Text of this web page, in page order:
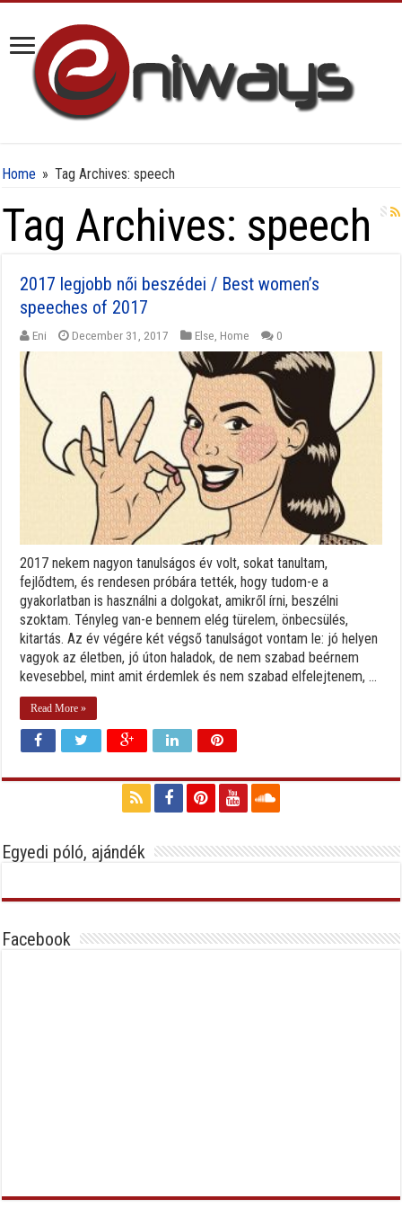
Home » Tag Archives: speech
Tag Archives: speech
2017 legjobb női beszédei / Best women’s
speeches of 2017
Eni December 31, 2017 Else Home 0
2017 nekem nagyon tanulságos év volt, sokat tanultam,
fejlődtem, és rendesen próbára tették, hogy tudom-e a
gyakorlatban is használni a dolgokat, amikről írni, beszélni
szoktam. Tényleg van-e bennem elég türelem, önbecsülés,
kitartás. Az év végére két végső tanulságot vontam le: jó helyen
vagyok az életben, jó úton haladok, de nem szabad beérnem
kevesebbel, mint amit érdemlek és nem szabad elfelejtenem, ...
Read More »
Egyedi póló, ajándék
Facebook